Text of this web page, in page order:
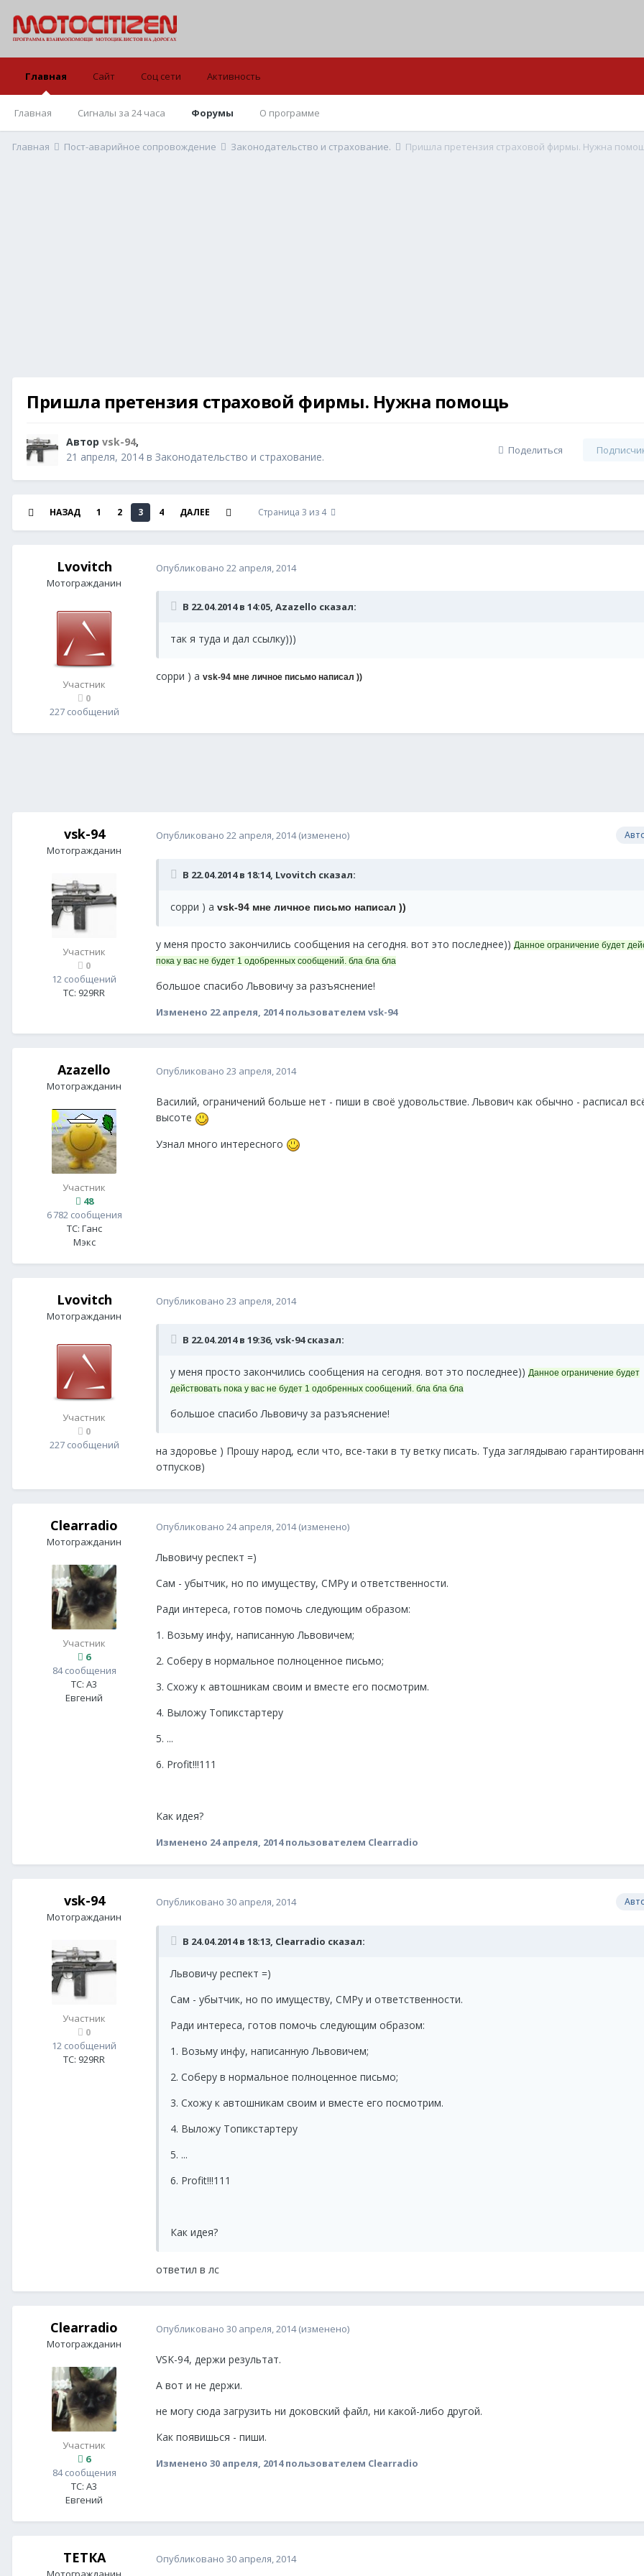
Главная
Главная Сигналы за 24 часа Форумы О программе
Сайт Соц сети Активность
Главная Пост-аварийное сопровождение Законодательство и страхование. Пришла претензия страховой фирмы. Нужна
Пришла претензия страховой фирмы. Нужна помощь
Автор vsk-94,
21 апреля, 2014 в Законодательство и страхование. Поделиться
НАЗАД 1 2 3 4 ДАЛЕЕ Страница 3 из 4
Lvovitch
Мотогражданин
Участник
0
227 сообщений
Опубликовано 22 апреля, 2014
В 22.04.2014 в 14:05, Azazello сказал:
так я туда и дал ссылку)))
сорри ) а vsk-94 мне личное письмо написал ))
vsk-94
Мотогражданин
Участник
0
12 сообщений
ТС: 929RR
Опубликовано 22 апреля, 2014 (изменено)
В 22.04.2014 в 18:14, Lvovitch сказал:
сорри ) а vsk-94 мне личное письмо написал ))
у меня просто закончились сообщения на сегодня. вот это последнее)) Данное ограничение будет
пока у вас не будет 1 одобренных сообщений. бла бла бла
большое спасибо Львовичу за разъяснение!
Изменено 22 апреля, 2014пользователем vsk-94
Azazello
Мотогражданин
Участник
48
6 782 сообщения
ТС: Ганс
Мэкс
Опубликовано 23 апреля, 2014
Василий, ограничений больше нет - пиши в своё удовольствие. Львович как обычно - расписал
высоте
Узнал много интересного
Lvovitch
Мотогражданин
Участник
0
227 сообщений
Опубликовано 23 апреля, 2014
В 22.04.2014 в 19:36, vsk-94 сказал:
у меня просто закончились сообщения на сегодня. вот это последнее)) Данное ограничение будет
действовать пока у вас не будет 1 одобренных сообщений. бла бла бла
большое спасибо Львовичу за разъяснение!
на здоровье ) Прошу народ, если что, все-таки в ту ветку писать. Туда заглядываю
отпусков)
Clearradio
Мотогражданин
Участник
6
84 сообщения
ТС: A3
Евгений
Опубликовано 24 апреля, 2014 (изменено)
Львовичу респект =)
Сам - убытчик, но по имуществу, СМРу и ответственности.
Ради интереса, готов помочь следующим образом:
1. Возьму инфу, написанную Львовичем;
2. Соберу в нормальное полноценное письмо;
3. Схожу к автошникам своим и вместе его посмотрим.
4. Выложу Топикстартеру
5. ...
6. Profit!!!111
Как идея?
Изменено 24 апреля, 2014пользователем Clearradio
vsk-94
Мотогражданин
Участник
0
12 сообщений
ТС: 929RR
Опубликовано 30 апреля, 2014
В 24.04.2014 в 18:13, Clearradio сказал:
Львовичу респект =)
Сам - убытчик, но по имуществу, СМРу и ответственности.
Ради интереса, готов помочь следующим образом:
1. Возьму инфу, написанную Львовичем;
2. Соберу в нормальное полноценное письмо;
3. Схожу к автошникам своим и вместе его посмотрим.
4. Выложу Топикстартеру
5. ...
6. Profit!!!111
Как идея?
ответил в лс
Clearradio
Мотогражданин
Участник
6
84 сообщения
ТС: A3
Евгений
Опубликовано 30 апреля, 2014 (изменено)
VSK-94, держи результат.
А вот и не держи.
не могу сюда загрузить ни доковский файл, ни какой-либо другой.
Как появишься - пиши.
Изменено 30 апреля, 2014пользователем Clearradio
ТЕТКА Опубликовано 30 апреля, 2014